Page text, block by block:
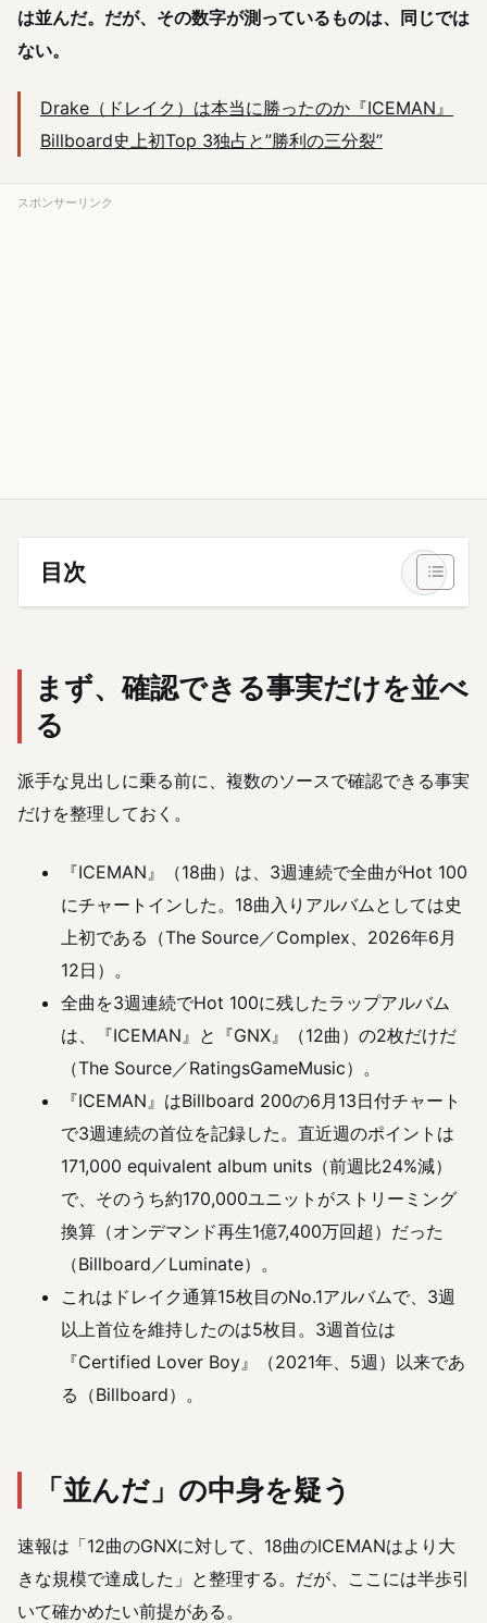
は並んだ。だが、その数字が測っているものは、同じでは
ない。
Drake（ドレイク）は本当に勝ったのか『ICEMAN』
Billboard史上初Top 3独占と”勝利の三分裂”
スポンサーリンク
目次
まず、確認できる事実だけを並べ
る
派手な見出しに乗る前に、複数のソースで確認できる事実
だけを整理しておく。
『ICEMAN』（18曲）は、3週連続で全曲がHot 100
にチャートインした。18曲入りアルバムとしては史
上初である（The Source／Complex、2026年6月
12日）。
全曲を3週連続でHot 100に残したラップアルバム
は、『ICEMAN』と『GNX』（12曲）の2枚だけだ
（The Source／RatingsGameMusic）。
『ICEMAN』はBillboard 200の6月13日付チャート
で3週連続の首位を記録した。直近週のポイントは
171,000 equivalent album units（前週比24%減）
で、そのうち約170,000ユニットがストリーミング
換算（オンデマンド再生1億7,400万回超）だった
（Billboard／Luminate）。
これはドレイク通算15枚目のNo.1アルバムで、3週
以上首位を維持したのは5枚目。3週首位は
『Certified Lover Boy』（2021年、5週）以来であ
る（Billboard）。
「並んだ」の中身を疑う
速報は「12曲のGNXに対して、18曲のICEMANはより大
きな規模で達成した」と整理する。だが、ここには半歩引
いて確かめたい前提がある。